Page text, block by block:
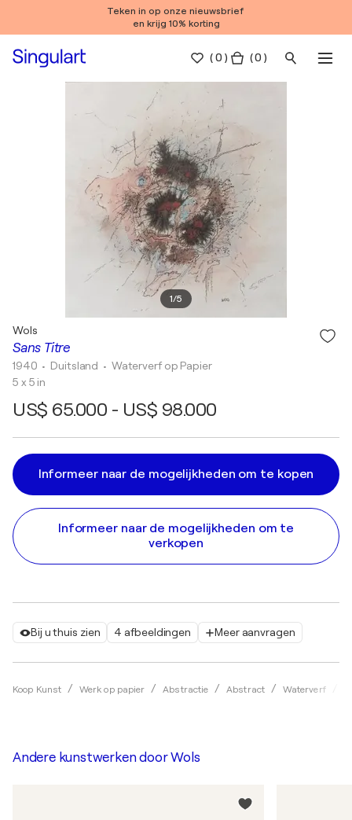
Teken in op onze nieuwsbrief
en krijg 10% korting
(0 ) ( 0 )
1/5
Bij u thuis zien 4 afbeeldingen Meer aanvragen
Koop Kunst Werk op papier Abstractie Abstract Waterverf
Sans Titre
Wols
1940 • Duitsland • Waterverf op Papier
5 x 5 in
US$ 65.000 - US$ 98.000
Informeer naar de mogelijkheden om te kopen
Informeer naar de mogelijkheden om te
verkopen
Andere kunstwerken doorWols